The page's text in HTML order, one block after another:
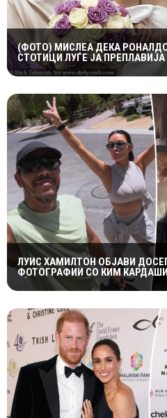
(ФОТО) МИСЛЕА ДЕКА
СТОТИЦИ ЛУЃЕ ЈА
ОСТРО РЕАГИРАШЕ
ЛУИС ХАМИЛТОН ОБЈАВИ
ФОТОГРАФИИ СО КИМ
СÈ ПОСЕРИОЗНА